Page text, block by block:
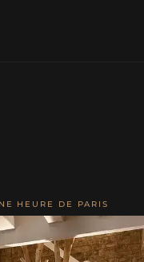
HEURE DE PARIS